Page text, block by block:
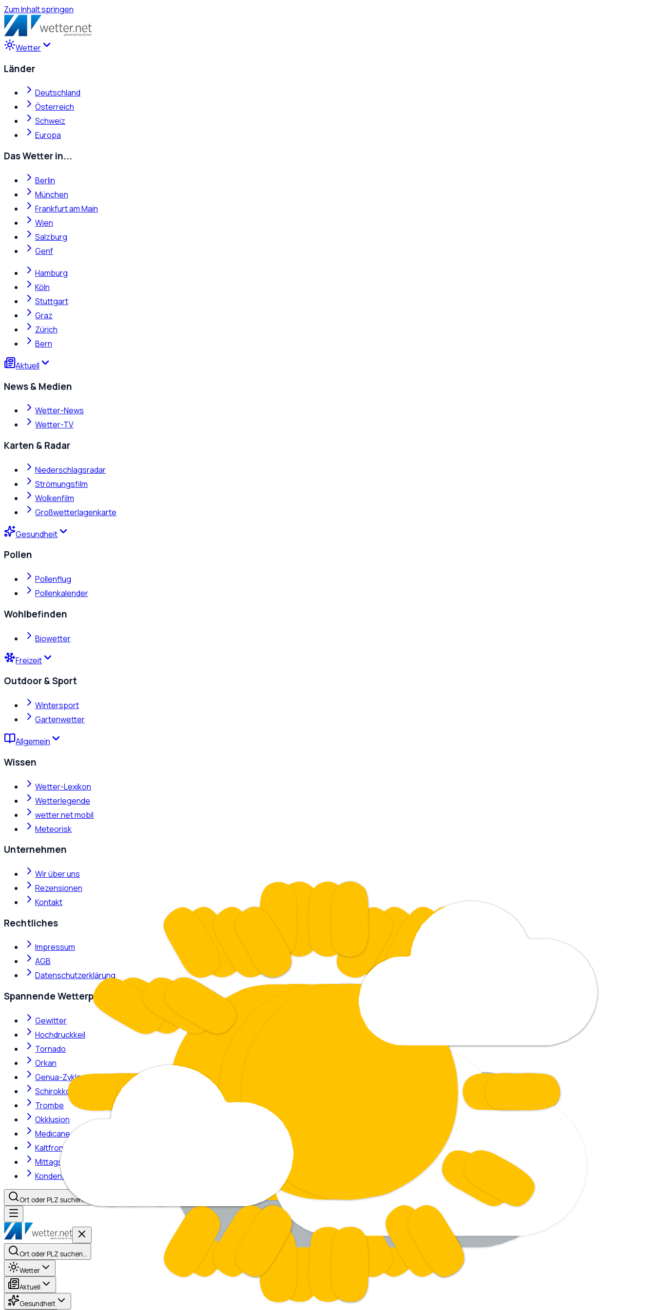
Zum Inhalt springen
Wetter
Länder
Deutschland
Österreich
Schweiz
Europa
Das Wetter in...
Berlin
München
Frankfurt am Main
Wien
Salzburg
Genf
Hamburg
Köln
Stuttgart
Graz
Zürich
Bern
Aktuell
News & Medien
Wetter-News
Wetter-TV
Karten & Radar
Niederschlagsradar
Strömungsfilm
Wolkenfilm
Großwetterlagenkarte
Gesundheit
Pollen
Pollenflug
Pollenkalender
Wohlbefinden
Biowetter
Freizeit
Outdoor & Sport
Wintersport
Gartenwetter
Allgemein
Wissen
Wetter-Lexikon
Wetterlegende
wetter.net mobil
Meteorisk
Unternehmen
Wir über uns
Rezensionen
Kontakt
Rechtliches
Impressum
AGB
Datenschutzerklärung
Spannende Wetterphänomene
Gewitter
Hochdruckkeil
Tornado
Orkan
Genua-Zyklone
Schirokko
Trombe
Okklusion
Medicane
Kaltfront
Mittagshitze
Kondensstreifen
Ort oder PLZ suchen…
Ort oder PLZ suchen…
Wetter
Aktuell
Gesundheit